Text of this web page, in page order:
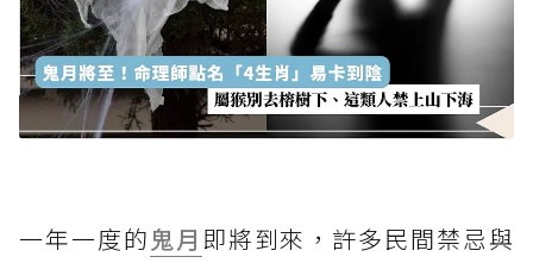
一年一度的鬼月 即將到來，許多民間禁忌與